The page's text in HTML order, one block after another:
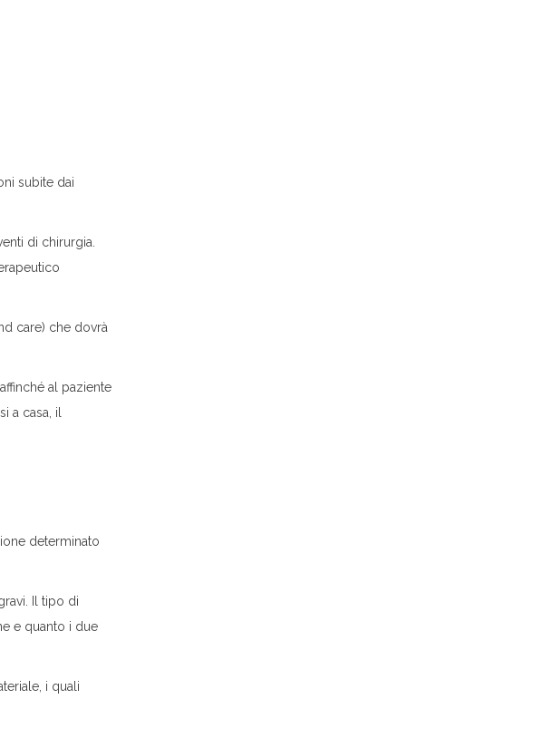
subite dai
di chirurgia.
care) che dovrà
al paziente
a casa, il
determinato
Il tipo di
e quanto i due
i quali